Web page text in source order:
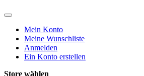
Mein Konto
Meine Wunschliste
Anmelden
Ein Konto erstellen
Store wählen